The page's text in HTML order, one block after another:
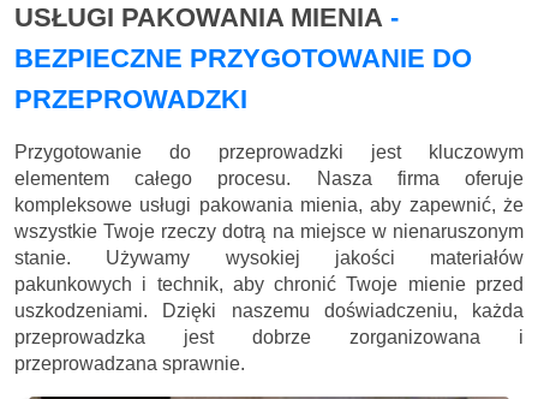
USŁUGI PAKOWANIA MIENIA -
BEZPIECZNE PRZYGOTOWANIE DO
PRZEPROWADZKI
Przygotowanie do przeprowadzki jest kluczowym
elementem całego procesu. Nasza firma oferuje
kompleksowe usługi pakowania mienia, aby zapewnić, że
wszystkie Twoje rzeczy dotrą na miejsce w nienaruszonym
stanie. Używamy wysokiej jakości materiałów
pakunkowych i technik, aby chronić Twoje mienie przed
uszkodzeniami. Dzięki naszemu doświadczeniu, każda
przeprowadzka jest dobrze zorganizowana i
przeprowadzana sprawnie.